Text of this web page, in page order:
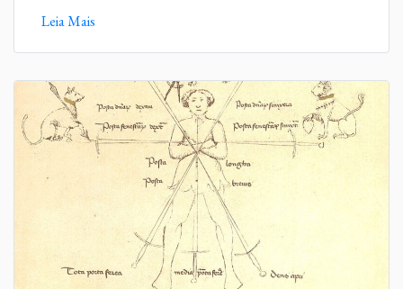
Leia Mais